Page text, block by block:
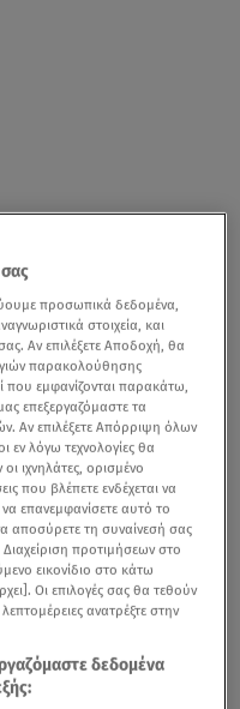
προσωπικά δεδομένα,
στοιχεία, και
Αν επιλέξετε Αποδοχή, θα
παρακολούθησης
που εμφανίζονται παρακάτω,
επεξεργαζόμαστε τα
Αν επιλέξετε Απόρριψη όλων
λόγω τεχνολογίες θα
ιχνηλάτες, ορισμένο
που βλέπετε ενδέχεται να
να επανεμφανίσετε αυτό το
αποσύρετε τη συναίνεσή σας
προτιμήσεων στο
εικονίδιο στο κάτω
Οι επιλογές σας θα τεθούν
ανατρέξτε στην
δεδομένα